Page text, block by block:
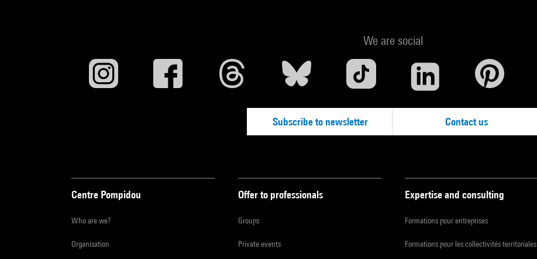
We are social
Subscribe to newsletter Contact us
Centre Pompidou
Who are we?
Organisation
Offer to professionals
Groups
Private events
Expertise and consulting
Formations pour entreprises
Formations pour les collectivités territoriales